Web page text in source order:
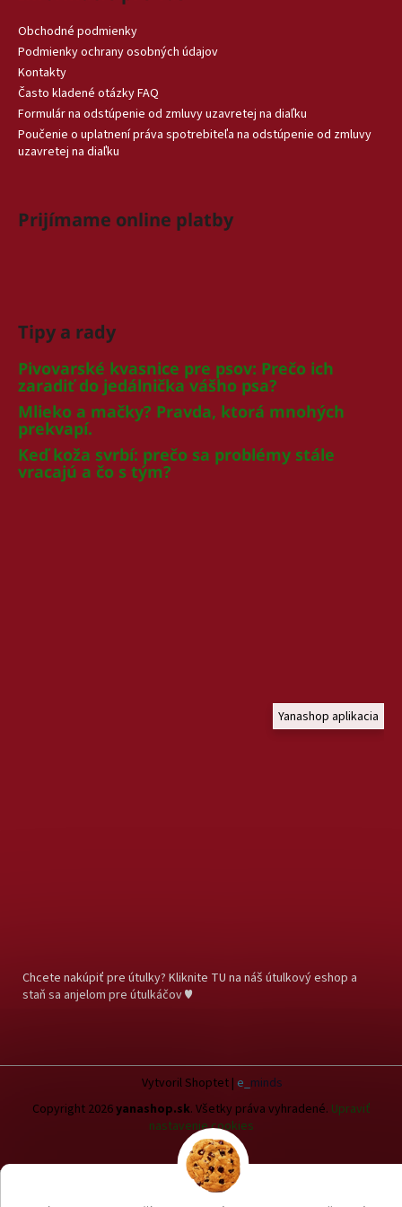
Obchodné podmienky
Podmienky ochrany osobných údajov
Kontakty
Často kladené otázky FAQ
Formulár na odstúpenie od zmluvy uzavretej na diaľku
Poučenie o uplatnení práva spotrebiteľa na odstúpenie od zmluvy
uzavretej na diaľku
Prijímame online platby
Tipy a rady
Pivovarské kvasnice pre psov: Prečo ich
zaradiť do jedálnička vášho psa?
Mlieko a mačky? Pravda, ktorá mnohých
prekvapí.
Keď koža svrbí: prečo sa problémy stále
vracajú a čo s tým?
Yanashop aplikacia
Chcete nakúpiť pre útulky? Kliknite TU na náš útulkový eshop a
staň sa anjelom pre útulkáčov ♥
Vytvoril Shoptet| e_ minds
Copyright 2026yanashop.sk. Všetky práva vyhradené. Upraviť
nastavenie cookies